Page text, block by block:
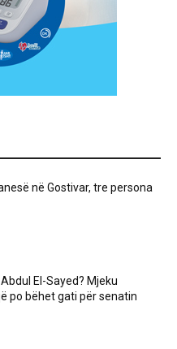
në Gostivar, tre persona
El-Sayed? Mjeku
po bëhet gati për senatin